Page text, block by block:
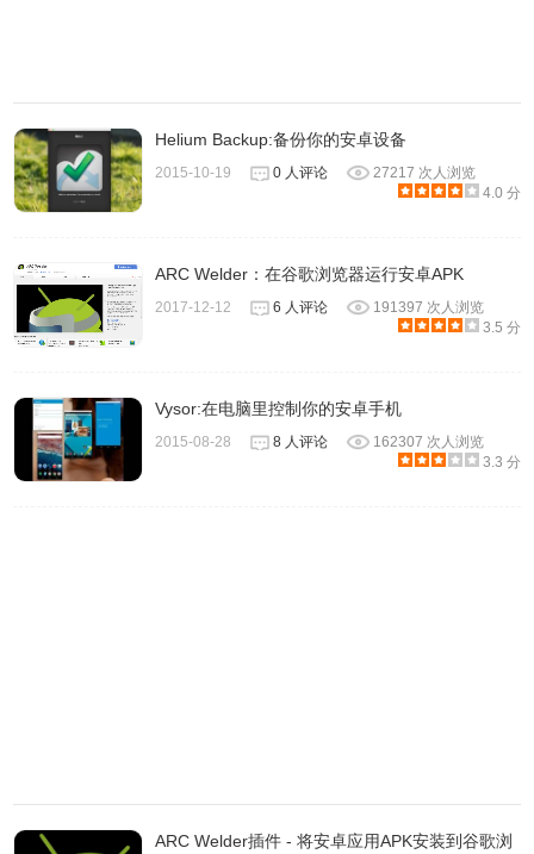
Helium Backup:备份你的安卓设备
2015-10-19 0 人评论
27217 次人浏览
4.0 分
ARC Welder：在谷歌浏览器运行安卓APK
2017-12-12 6 人评论
191397 次人浏览
3.5 分
Vysor:在电脑里控制你的安卓手机
2015-08-28 8 人评论
162307 次人浏览
3.3 分
ARC Welder插件 - 将安卓应用APK安装到谷歌浏